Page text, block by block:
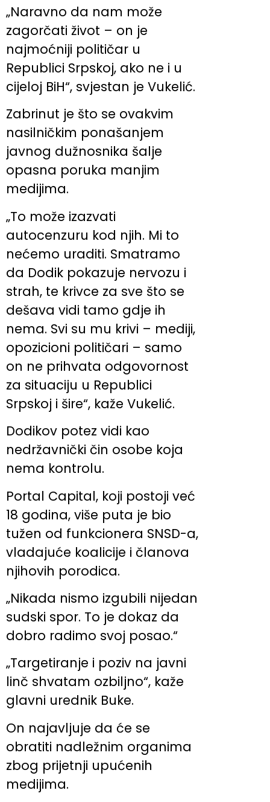
„Naravno da nam može
zagorčati život – on je
najmoćniji političar u
Republici Srpskoj, ako ne i u
cijeloj BiH“, svjestan je Vukelić.
Zabrinut je što se ovakvim
nasilničkim ponašanjem
javnog dužnosnika šalje
opasna poruka manjim
medijima.
„To može izazvati
autocenzuru kod njih. Mi to
nećemo uraditi. Smatramo
da Dodik pokazuje nervozu i
strah, te krivce za sve što se
dešava vidi tamo gdje ih
nema. Svi su mu krivi – mediji,
opozicioni političari – samo
on ne prihvata odgovornost
za situaciju u Republici
Srpskoj i šire“, kaže Vukelić.
Dodikov potez vidi kao
nedržavnički čin osobe koja
nema kontrolu.
Portal Capital, koji postoji već
18 godina, više puta je bio
tužen od funkcionera SNSD-a,
vladajuće koalicije i članova
njihovih porodica.
„Nikada nismo izgubili nijedan
sudski spor. To je dokaz da
dobro radimo svoj posao.“
„Targetiranje i poziv na javni
linč shvatam ozbiljno“, kaže
glavni urednik Buke.
On najavljuje da će se
obratiti nadležnim organima
zbog prijetnji upućenih
medijima.